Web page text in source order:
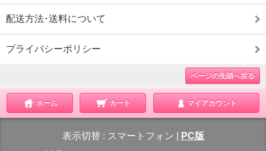
配送方法･送料について
プライバシーポリシー
ページの先頭へ戻る
ホーム カート マイアカウント
表示切替 : スマートフォン PC版